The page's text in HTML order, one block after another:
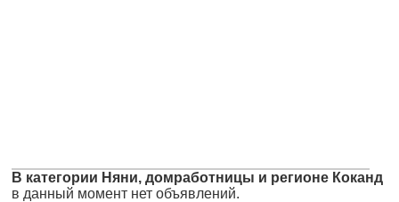
В категории Няни, домработницы и регионе Коканд
в данный момент нет объявлений.